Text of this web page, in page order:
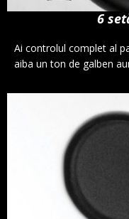
6
Ai controlul complet al
aiba un ton de galben